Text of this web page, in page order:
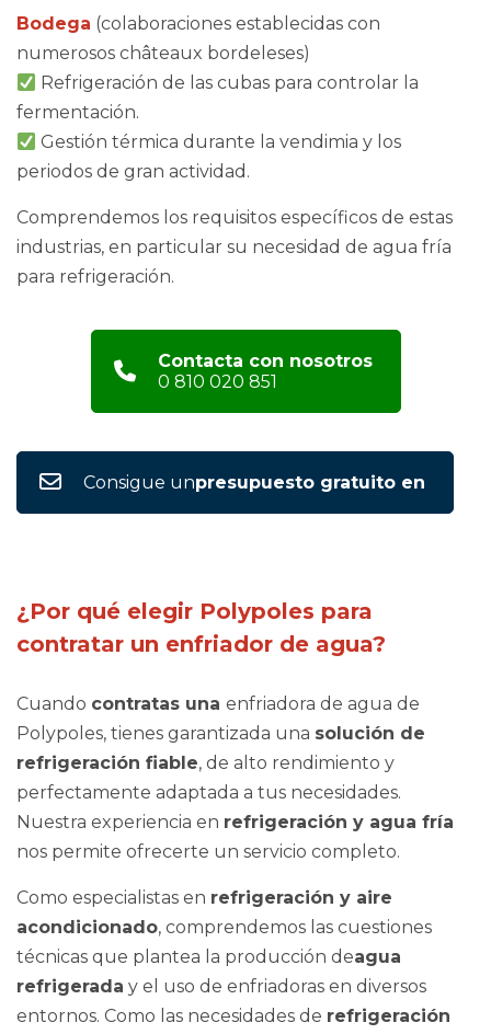
Bodega (colaboraciones establecidas con
numerosos châteaux bordeleses)
Refrigeración de las cubas para controlar la
fermentación.
Gestión térmica durante la vendimia y los
periodos de gran actividad.
Comprendemos los requisitos específicos de estas
industrias, en particular su necesidad de agua fría
para refrigeración.
Contacta con nosotros
0 810 020 851
Consigue unpresupuesto gratuito en
¿Por qué elegir Polypoles para
contratar un enfriador de agua?
Cuando contratas una enfriadora de agua de
Polypoles, tienes garantizada una solución de
refrigeración fiable, de alto rendimiento y
perfectamente adaptada a tus necesidades.
Nuestra experiencia en refrigeración y agua fría
nos permite ofrecerte un servicio completo.
Como especialistas en refrigeración y aire
acondicionado, comprendemos las cuestiones
técnicas que plantea la producción deagua
refrigerada y el uso de enfriadoras en diversos
entornos. Como las necesidades de refrigeración